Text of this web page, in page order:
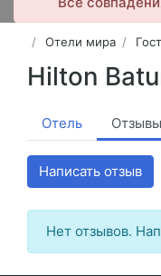
Отели мира
Hilton
Отель Отзывы
Написать отзыв
Нет отзывов.